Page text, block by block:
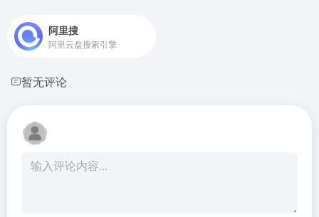
阿里搜
阿里云盘搜索引擎
暂无评论